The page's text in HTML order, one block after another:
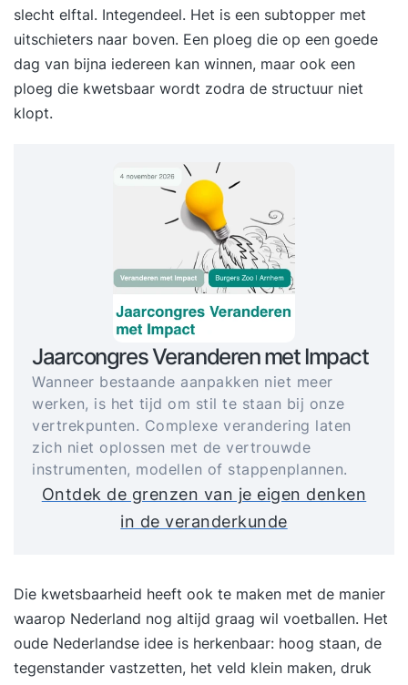
slecht elftal. Integendeel. Het is een subtopper met
uitschieters naar boven. Een ploeg die op een goede
dag van bijna iedereen kan winnen, maar ook een
ploeg die kwetsbaar wordt zodra de structuur niet
klopt.
Jaarcongres Veranderen met Impact
Wanneer bestaande aanpakken niet meer
werken, is het tijd om stil te staan bij onze
vertrekpunten. Complexe verandering laten
zich niet oplossen met de vertrouwde
instrumenten, modellen of stappenplannen.
Ontdek de grenzen van je eigen denken
in de veranderkunde
Die kwetsbaarheid heeft ook te maken met de manier
waarop Nederland nog altijd graag wil voetballen. Het
oude Nederlandse idee is herkenbaar: hoog staan, de
tegenstander vastzetten, het veld klein maken, druk